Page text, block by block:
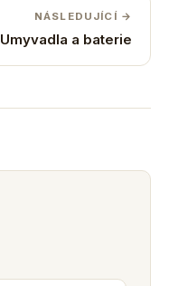
NÁSLEDUJÍCÍ →
Umyvadla a baterie